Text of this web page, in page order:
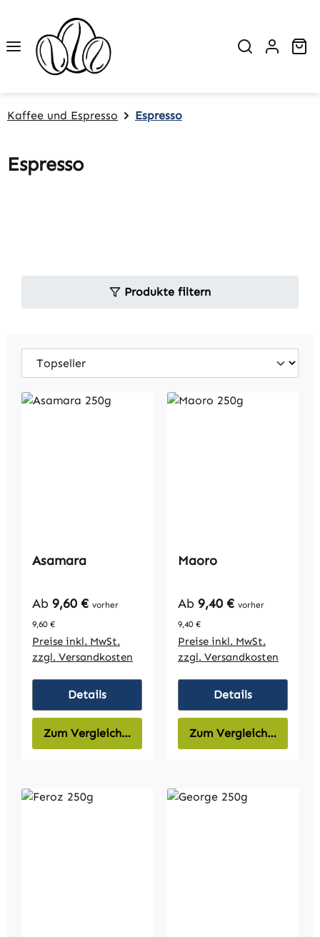
Zum Hauptinhalt springen
Kaffee und Espresso Espresso
Espresso
Produkte filtern
Asamara
Regulärer Preis:
Ab 9,60 € vorher
9,60 €
Preise inkl. MwSt.
zzgl. Versandkosten
Details
Zum Vergleich hinzufügen
Maoro
Regulärer Preis:
Ab 9,40 € vorher
9,40 €
Preise inkl. MwSt.
zzgl. Versandkosten
Details
Zum Vergleich